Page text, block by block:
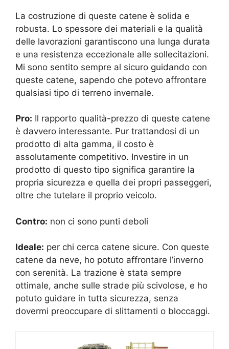
La costruzione di queste catene è solida e
robusta. Lo spessore dei materiali e la qualità
delle lavorazioni garantiscono una lunga durata
e una resistenza eccezionale alle sollecitazioni.
Mi sono sentito sempre al sicuro guidando con
queste catene, sapendo che potevo affrontare
qualsiasi tipo di terreno invernale.
Pro: Il rapporto qualità-prezzo di queste catene
è davvero interessante. Pur trattandosi di un
prodotto di alta gamma, il costo è
assolutamente competitivo. Investire in un
prodotto di questo tipo significa garantire la
propria sicurezza e quella dei propri passeggeri,
oltre che tutelare il proprio veicolo.
Contro: non ci sono punti deboli
Ideale: per chi cerca catene sicure. Con queste
catene da neve, ho potuto affrontare l’inverno
con serenità. La trazione è stata sempre
ottimale, anche sulle strade più scivolose, e ho
potuto guidare in tutta sicurezza, senza
dovermi preoccupare di slittamenti o bloccaggi.